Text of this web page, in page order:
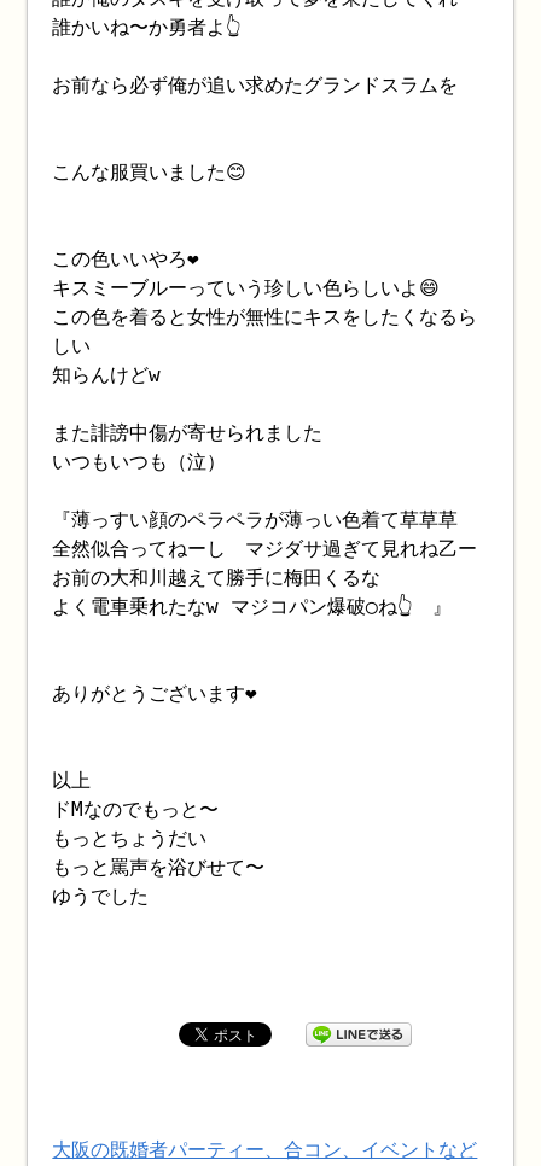
誰かいね〜か勇者よ👆
お前なら必ず俺が追い求めたグランドスラムを
こんな服買いました😊
この色いいやろ❤️
キスミーブルーっていう珍しい色らしいよ😄
この色を着ると女性が無性にキスをしたくなるら
しい
知らんけどw
また誹謗中傷が寄せられました
いつもいつも（泣）
『薄っすい顔のペラペラが薄っい色着て草草草
全然似合ってねーし マジダサ過ぎて見れね乙ー
お前の大和川越えて勝手に梅田くるな
よく電車乗れたなw マジコパン爆破◯ね👆 』
ありがとうございます❤️
以上
ドMなのでもっと〜
もっとちょうだい
もっと罵声を浴びせて〜
ゆうでした
大阪の既婚者パーティー、合コン、イベントなど